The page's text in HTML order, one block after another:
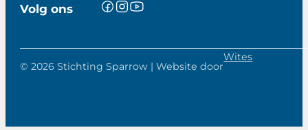
Volg ons
© 2026 Stichting Sparrow | Website door
Wites